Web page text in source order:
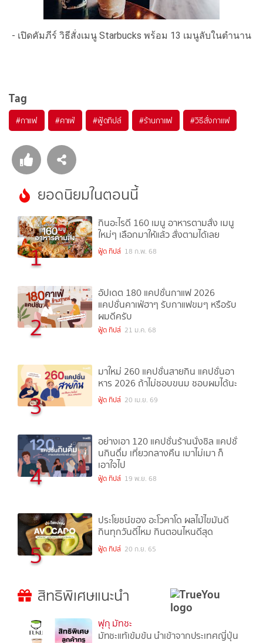
- เปิดคัมภีร์ วิธีสั่งเมนู Starbucks พร้อม 13 เมนูลับในตำนาน
Tag
#กาแฟ #คาเฟ่ #ฟู้ดทิปส์ #ร้านกาแฟ #วิธีสั่งกาแฟ
ยอดนิยมในตอนนี้
1
กินอะไรดี 160 เมนู อาหารตามสั่ง เมนู
ใหม่ๆ เลือกมาให้แล้ว สั่งตามได้เลย
ฟู้ด ทิปส์ 18 ก.พ. 68
2
อัปเดต 180 แคปชั่นกาแฟ 2026
แคปชั่นคาเฟ่ฮาๆ รับกาแฟขมๆ หรือรับ
ผมดีครับ
ฟู้ด ทิปส์ 21 ม.ค. 68
3
มาใหม่ 260 แคปชั่นสายกิน แคปชั่นอา
หาร 2026 ถ้าไม่ชอบขนม ชอบผมได้นะ
ฟู้ด ทิปส์ 20 เม.ย. 69
4
อย่างเอา 120 แคปชั่นร้านนั่งชิล แคปชั่
นกินดื่ม เที่ยวกลางคืน เมาไม่เมา ก็
เอาใจไป
ฟู้ด ทิปส์ 19 พ.ย. 68
5
ประโยชน์ของ อะโวคาโด ผลไม้ไขมันดี
กินทุกวันดีไหม กินตอนไหนดีสุด
ฟู้ด ทิปส์ 20 ก.ย. 65
สิทธิพิเศษแนะนำ
ฟุกุ มัทชะ
มัทชะแท้เข้มข้น นำเข้าจากประเทศญี่ปุ่น